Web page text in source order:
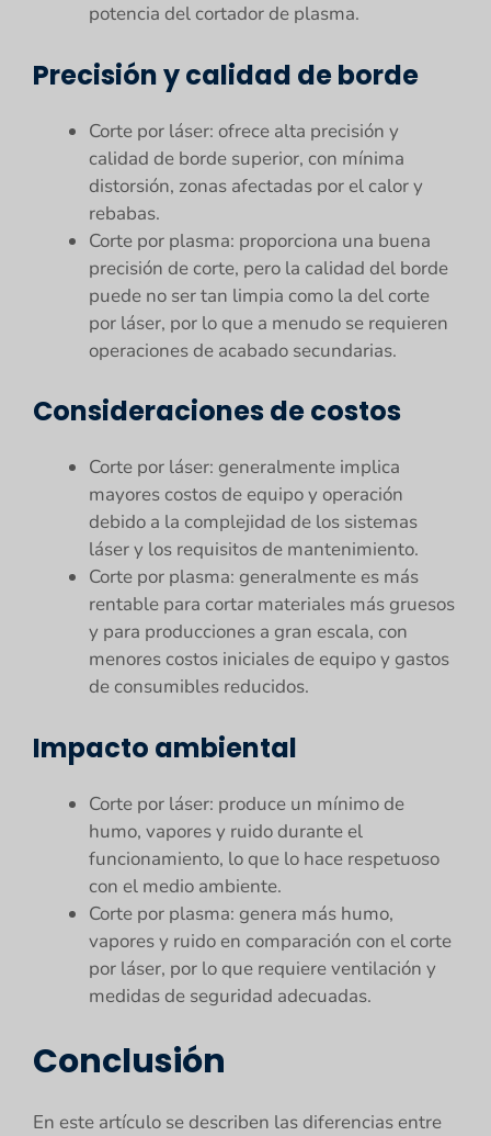
potencia del cortador de plasma.
Precisión y calidad de borde
Corte por láser: ofrece alta precisión y
calidad de borde superior, con mínima
distorsión, zonas afectadas por el calor y
rebabas.
Corte por plasma: proporciona una buena
precisión de corte, pero la calidad del borde
puede no ser tan limpia como la del corte
por láser, por lo que a menudo se requieren
operaciones de acabado secundarias.
Consideraciones de costos
Corte por láser: generalmente implica
mayores costos de equipo y operación
debido a la complejidad de los sistemas
láser y los requisitos de mantenimiento.
Corte por plasma: generalmente es más
rentable para cortar materiales más gruesos
y para producciones a gran escala, con
menores costos iniciales de equipo y gastos
de consumibles reducidos.
Impacto ambiental
Corte por láser: produce un mínimo de
humo, vapores y ruido durante el
funcionamiento, lo que lo hace respetuoso
con el medio ambiente.
Corte por plasma: genera más humo,
vapores y ruido en comparación con el corte
por láser, por lo que requiere ventilación y
medidas de seguridad adecuadas.
Conclusión
En este artículo se describen las diferencias entre